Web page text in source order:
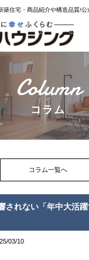
築住宅・商品紹介や構造品質/公
Column
コラム
コラム一覧へ
されない「年中大活
03/10